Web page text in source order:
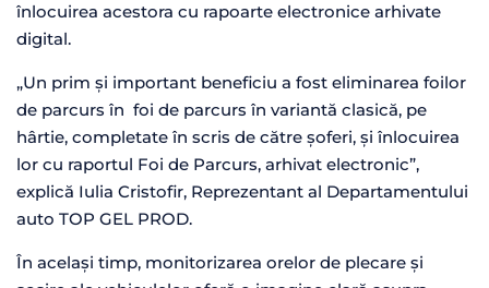
înlocuirea acestora cu rapoarte electronice arhivate
digital.
„Un prim și important beneficiu a fost eliminarea foilor
de parcurs în foi de parcurs în variantă clasică, pe
hârtie, completate în scris de către șoferi, și înlocuirea
lor cu raportul Foi de Parcurs, arhivat electronic”,
explică Iulia Cristofir, Reprezentant al Departamentului
auto TOP GEL PROD.
În același timp, monitorizarea orelor de plecare și